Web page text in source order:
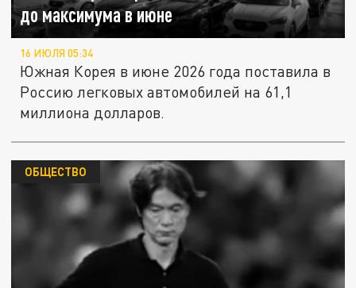
до максимума в июне
16 ИЮЛЯ 05:34
Южная Корея в июне 2026 года поставила в
Россию легковых автомобилей на 61,1
миллиона долларов.
ОБЩЕСТВО